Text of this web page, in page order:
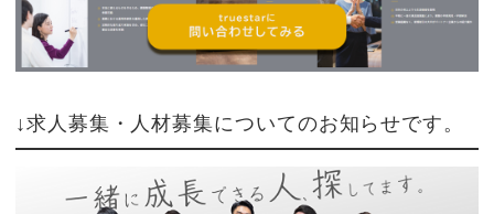
↓求人募集・人材募集についてのお知らせです。